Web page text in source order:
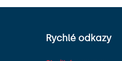
Rychlé odkazy